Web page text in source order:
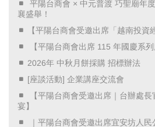
平陽台商會 × 中元普渡 巧聖廟年
襄盛舉！ ​
【平陽台商會受邀出席「越南投資
【平陽台商會出席 115 年國慶系
2026年 中秋月餅採購 招標辦法
[座談活動] 企業講座交流會
【平陽台商會受邀出席｜台辦處
宴】 ​
｜平陽台商會受邀出席宜安坊人